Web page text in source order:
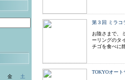
金
土
第３回 ミラコ
お陰さまで、
ーリングのタ
チゴを食べに
TOKYOオート